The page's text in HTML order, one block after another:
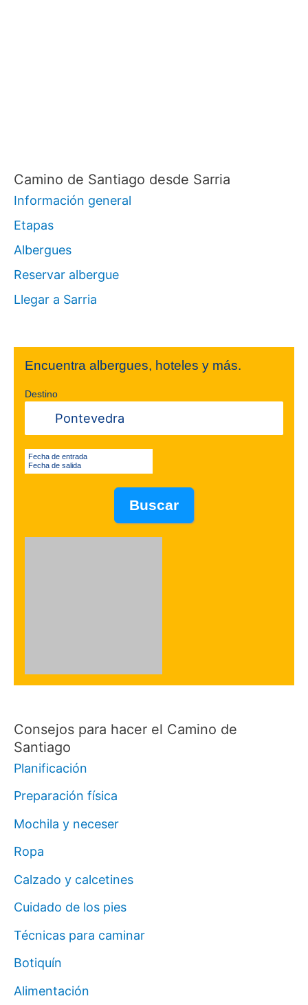
Camino de Santiago desde Sarria
Información general
Etapas
Albergues
Reservar albergue
Llegar a Sarria
Encuentra albergues, hoteles y más.
Destino
Fecha de entrada
Fecha de salida
Consejos para hacer el Camino de
Santiago
Planificación
Preparación física
Mochila y neceser
Ropa
Calzado y calcetines
Cuidado de los pies
Técnicas para caminar
Botiquín
Alimentación